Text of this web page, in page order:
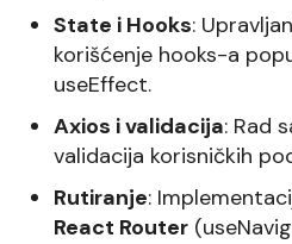
State i Hooks:
korišćenje hooks-a
useEffect.
Axios i validacija: Rad
validacija korisničkih
Rutiranje:
React Router